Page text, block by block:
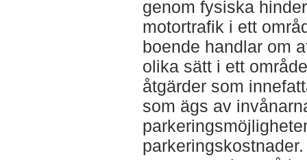
genom fysiska
motortrafik i ett
boende handlar om
olika sätt i ett
åtgärder som
som ägs av
parkeringskostnader.